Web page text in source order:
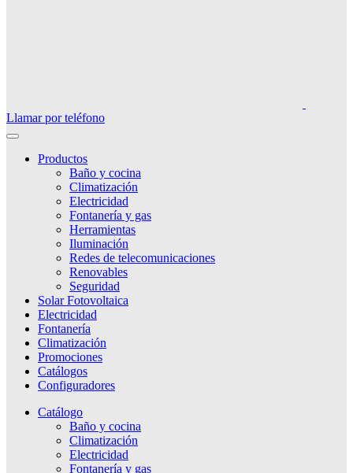
Llamar por teléfono
Productos
Baño y cocina
Climatización
Electricidad
Fontanería y gas
Herramientas
Iluminación
Redes de telecomunicaciones
Renovables
Seguridad
Solar Fotovoltaica
Electricidad
Fontanería
Climatización
Promociones
Catálogos
Configuradores
Catálogo
Baño y cocina
Climatización
Electricidad
Fontanería y gas